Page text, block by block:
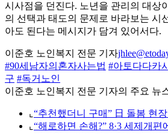
시사점을 던진다. 노년을 관리의 대상
의 선택과 태도의 문제로 바라보는 시
아도 된다는 메시지가 담겨 있어서다.
이준호 노인복지 전문 기자
#90세남자의혼자사는법 #아토다다카시
구 #독거노인
이준호 노인복지 전문 기자의 주요 뉴
⌞ “추천했더니 구매” 日 돌봄 현
⌞ “해로하면 손해?” 8·3 세제개편